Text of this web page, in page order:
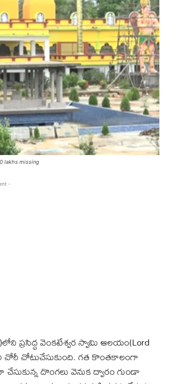
lakhs missing
-
ప్రసిద్ధ వెంకటేశ్వర స్వామి ఆలయం(Lord
చోరీ చోటుచేసుకుంది. గత కొంతకాలంగా
దొంగలు వెనుక ద్వారం గుండా